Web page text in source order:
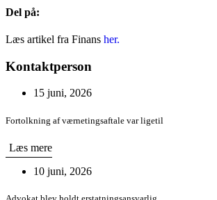
Del på:
Læs artikel fra Finans her.
Kontaktperson
15 juni, 2026
Fortolkning af værnetingsaftale var ligetil
Læs mere
10 juni, 2026